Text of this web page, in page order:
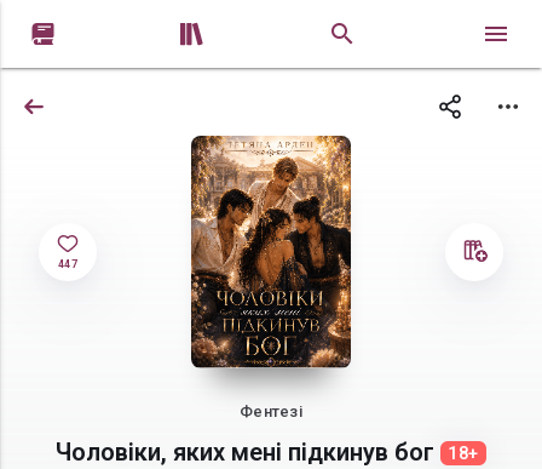
 
447
Фентезі
Чоловіки, яких мені підкинув бог 18+